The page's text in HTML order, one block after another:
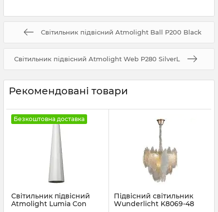
Світильник підвісний Atmolight Ball P200 Black
Світильник підвісний Atmolight Web P280 SilverL
Рекомендовані товари
Безкоштовна доставка
Світильник підвісний
Atmolight Lumia Con
Підвісний світильник
Wunderlicht K8069-48